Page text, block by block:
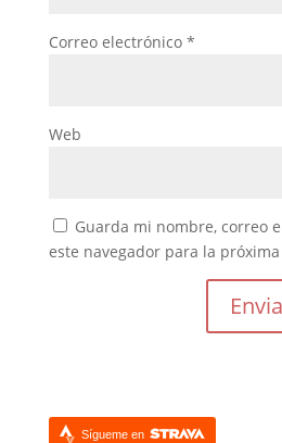
Correo electrónico *
Web
Guarda mi nombre, correo
este navegador para la
Sígueme en